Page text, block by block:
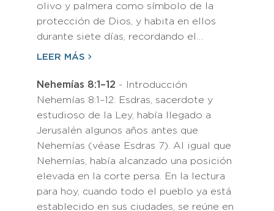
olivo y palmera como símbolo de la
protección de Dios, y habita en ellos
durante siete días, recordando el…
LEER MÁS
Nehemías 8:1–12 - Introducción
Nehemías 8:1–12: Esdras, sacerdote y
estudioso de la Ley, había llegado a
Jerusalén algunos años antes que
Nehemías (véase Esdras 7). Al igual que
Nehemías, había alcanzado una posición
elevada en la corte persa. En la lectura
para hoy, cuando todo el pueblo ya está
establecido en sus ciudades, se reúne en